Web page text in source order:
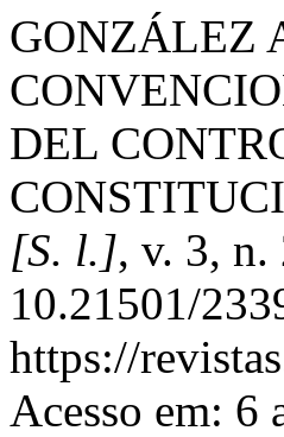
GONZÁLEZ
DEL
[S. l.], v. 3,
10.21501/
https://
Acesso em: 6